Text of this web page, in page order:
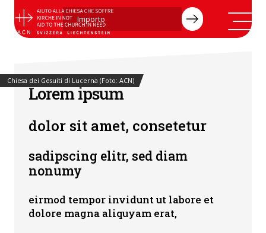
Chiesa dei Gesuiti di Lucerna (Foto: ACN)
Syrien
Lorem ipsum
dolor sit amet, consetetur
sadipscing elitr, sed diam
nonumy
eirmod tempor invidunt ut labore et
dolore magna aliquyam erat,